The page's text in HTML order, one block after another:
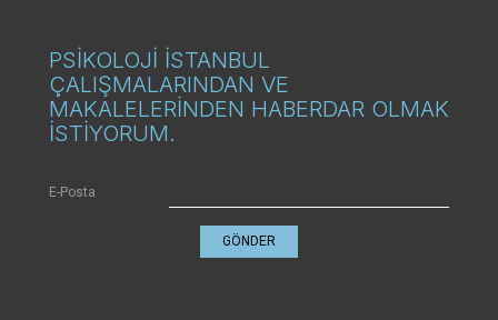
PSİKOLOJİ İSTANBUL
ÇALIŞMALARINDAN VE
MAKALELERİNDEN HABERDAR OLMAK
İSTİYORUM.
E-Posta
GÖNDER